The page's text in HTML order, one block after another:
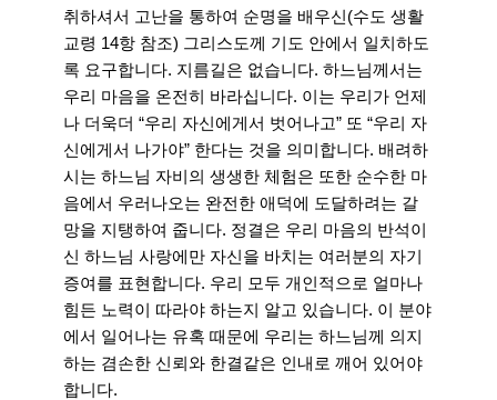
취하셔서 고난을 통하여 순명을 배우신(수도 생활
교령 14항 참조) 그리스도께 기도 안에서 일치하도
록 요구합니다. 지름길은 없습니다. 하느님께서는
우리 마음을 온전히 바라십니다. 이는 우리가 언제
나 더욱더 “우리 자신에게서 벗어나고” 또 “우리 자
신에게서 나가야” 한다는 것을 의미합니다. 배려하
시는 하느님 자비의 생생한 체험은 또한 순수한 마
음에서 우러나오는 완전한 애덕에 도달하려는 갈
망을 지탱하여 줍니다. 정결은 우리 마음의 반석이
신 하느님 사랑에만 자신을 바치는 여러분의 자기
증여를 표현합니다. 우리 모두 개인적으로 얼마나
힘든 노력이 따라야 하는지 알고 있습니다. 이 분야
에서 일어나는 유혹 때문에 우리는 하느님께 의지
하는 겸손한 신뢰와 한결같은 인내로 깨어 있어야
합니다.